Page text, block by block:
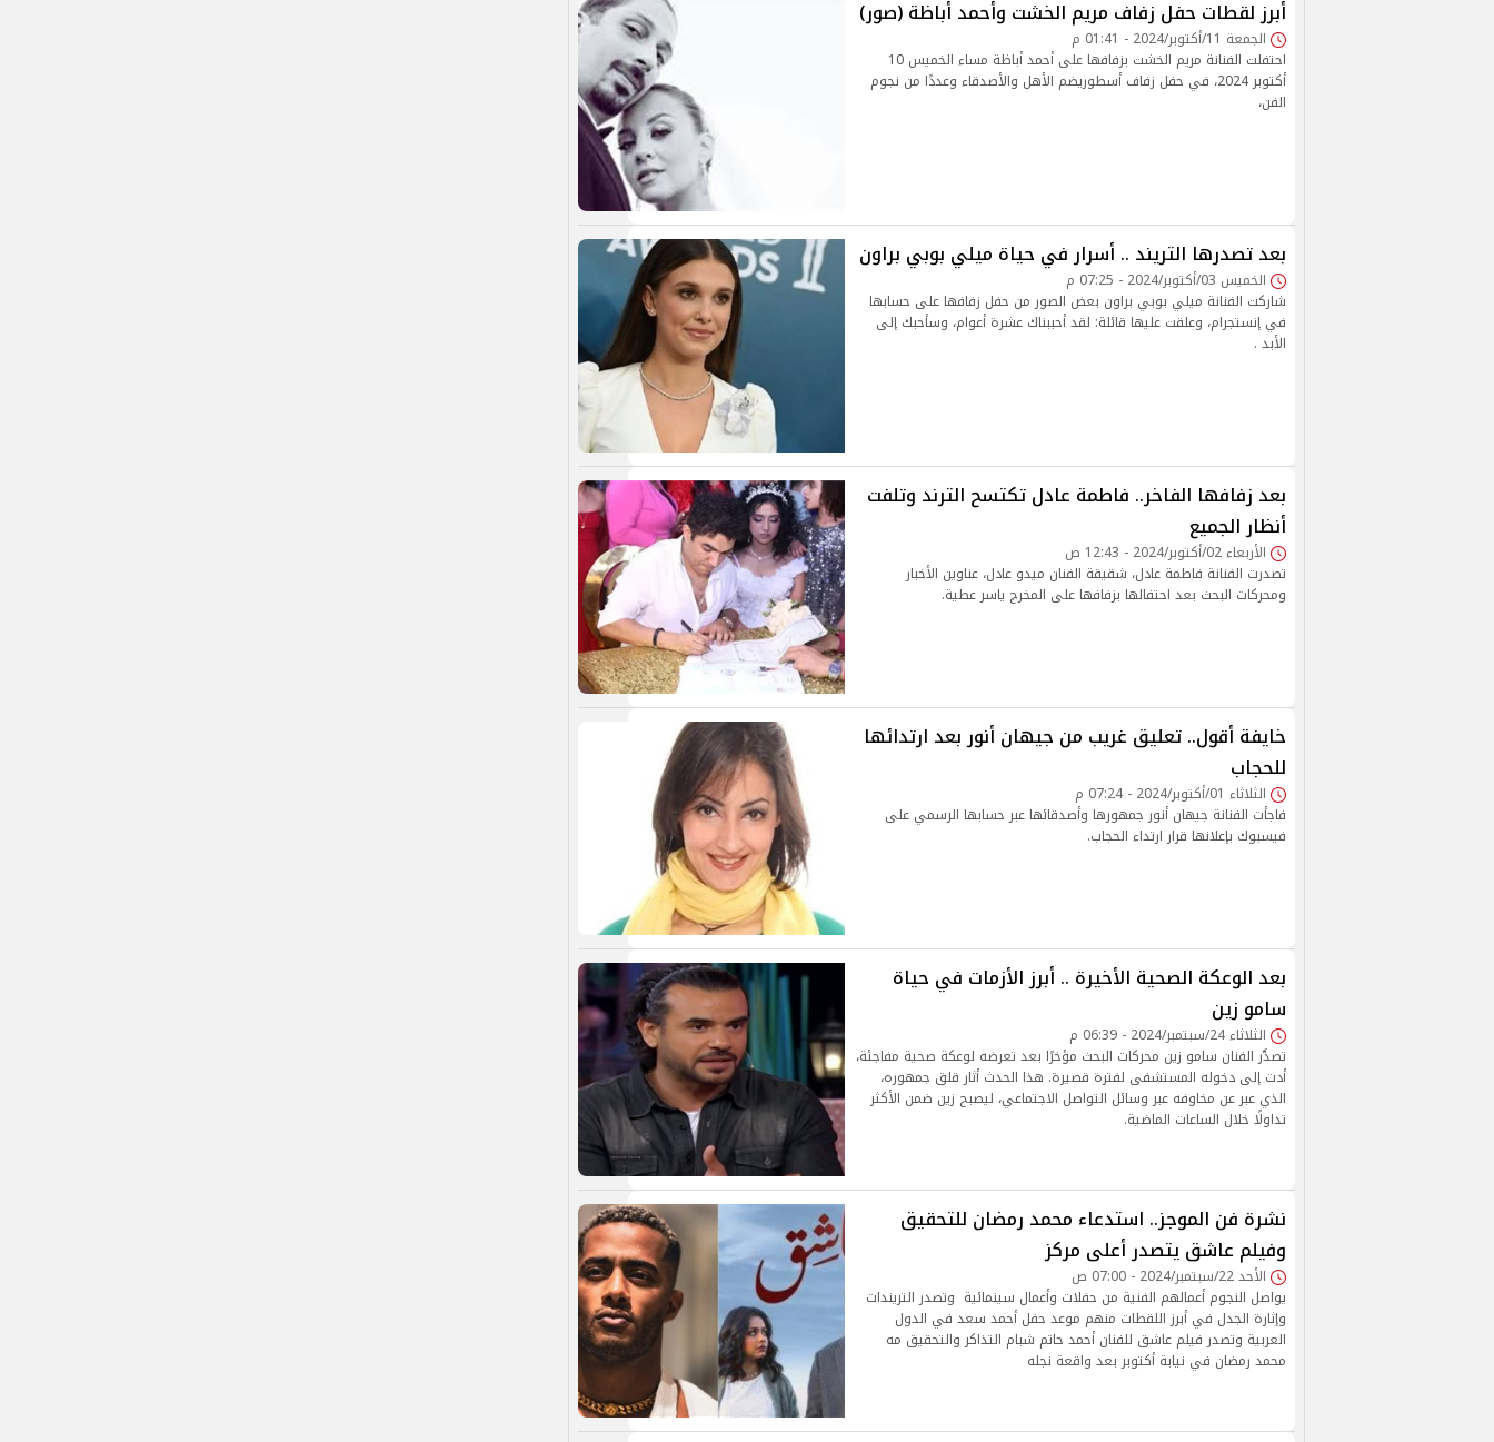
أبرز لقطات حفل زفاف مريم الخشت وأحمد أباظة (صور)
الجمعة 11/أكتوبر/2024 - 01:41 م
احتفلت الفنانة مريم الخشت بزفافها على أحمد أباظة مساء الخميس 10
أكتوبر 2024، في حفل زفاف أسطوريضم الأهل والأصدقاء وعددًا من نجوم
الفن،
بعد تصدرها التريند .. أسرار في حياة ميلي بوبي براون
الخميس 03/أكتوبر/2024 - 07:25 م
شاركت الفنانة ميلي بوبي براون بعض الصور من حفل زفافها على حسابها
في إنستجرام، وعلقت عليها قائلة: لقد أحببناك عشرة أعوام، وسأحبك إلى
الأبد .
بعد زفافها الفاخر.. فاطمة عادل تكتسح الترند وتلفت
أنظار الجميع
الأربعاء 02/أكتوبر/2024 - 12:43 ص
تصدرت الفنانة فاطمة عادل، شقيقة الفنان ميدو عادل، عناوين الأخبار
ومحركات البحث بعد احتفالها بزفافها على المخرج ياسر عطية.
خايفة أقول.. تعليق غريب من جيهان أنور بعد ارتدائها
للحجاب‎
الثلاثاء 01/أكتوبر/2024 - 07:24 م
فاجأت الفنانة جيهان أنور جمهورها وأصدقائها عبر حسابها الرسمي على
فيسبوك بإعلانها قرار ارتداء الحجاب.
بعد الوعكة الصحية الأخيرة .. أبرز الأزمات في حياة
سامو زين
الثلاثاء 24/سبتمبر/2024 - 06:39 م
تصدَّر الفنان سامو زين محركات البحث مؤخرًا بعد تعرضه لوعكة صحية مفاجئة،
أدت إلى دخوله المستشفى لفترة قصيرة. هذا الحدث أثار قلق جمهوره،
الذي عبر عن مخاوفه عبر وسائل التواصل الاجتماعي، ليصبح زين ضمن الأكثر
تداولًا خلال الساعات الماضية.
نشرة فن الموجز.. استدعاء محمد رمضان للتحقيق
وفيلم عاشق يتصدر أعلى مركز
الأحد 22/سبتمبر/2024 - 07:00 ص
يواصل النجوم أعمالهم الفنية من حفلات وأعمال سينمائية وتصدر التريندات
وإثارة الجدل في أبرز اللقطات منهم موعد حفل أحمد سعد في الدول
العربية وتصدر فيلم عاشق للفنان أحمد حاتم شبام التذاكر والتحقيق مه
محمد رمضان في نيابة أكتوبر بعد واقعة نجله